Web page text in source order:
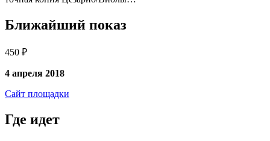
Ближайший показ
450 ₽
4 апреля 2018
Сайт площадки
Где идет